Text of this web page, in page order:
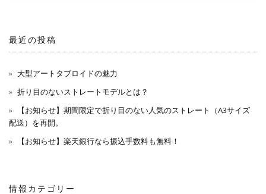
最近の投稿
大型アートタブロイドの魅力
折り目のないストレートモデルとは？
【お知らせ】期間限定で折り目のない人気のストレート（A3サイズ
配送）を再開。
【お知らせ】楽天銀行なら振込手数料も無料！
情報カテゴリー